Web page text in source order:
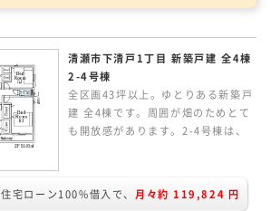
清瀬市下清戸1丁目 新築戸建 全4棟
2-4号棟
全区画43坪以上。ゆとりある新築戸
建 全4棟です。周囲が畑のためとて
も開放感があります。2-4号棟は、
ても開放感のある立地です。延床面
積100.44㎡。2Fに4居室ある
住宅ローン100%借入で、 月々約 119,824 円